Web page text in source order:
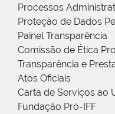
Processos
Proteção de Dados
Painel Transparência
Comissão de Ética
Transparência e
Atos Oficiais
Carta de Serviços ao
Fundação Pró-IFF